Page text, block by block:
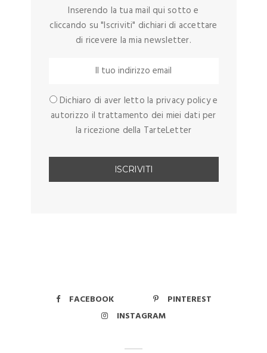
Inserendo la tua mail qui sotto e
cliccando su "Iscriviti" dichiari di accettare
di ricevere la mia newsletter.
Dichiaro di aver letto la privacy policy e
autorizzo il trattamento dei miei dati per
la ricezione della TarteLetter
FACEBOOK
PINTEREST
INSTAGRAM